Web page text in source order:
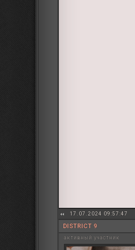
17.07.2024 09:57:47
DISTRICT 9
активный участник